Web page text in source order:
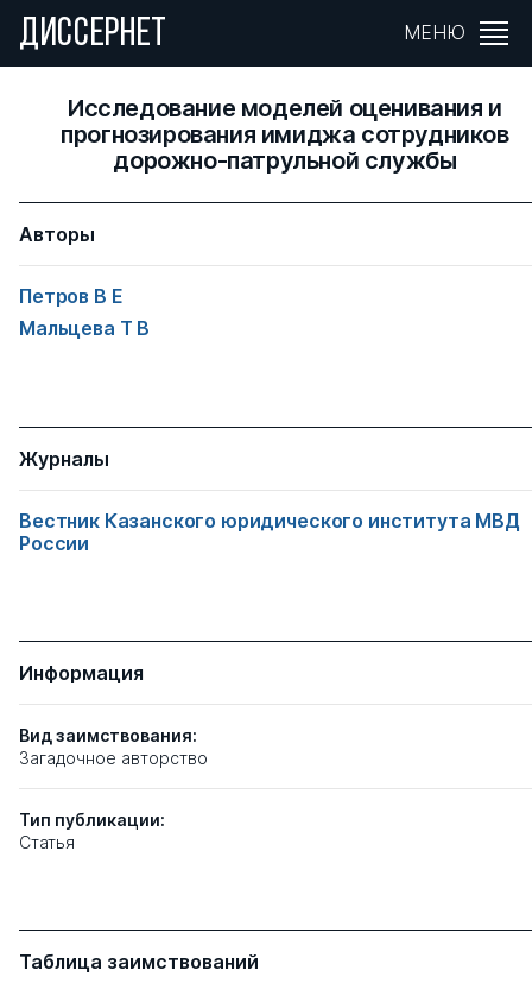
ДИССЕРНЕТ МЕНЮ
Исследование моделей оценивания и
прогнозирования имиджа сотрудников
дорожно-патрульной службы
Авторы
Петров В Е
Мальцева Т В
Журналы
Вестник Казанского юридического института МВД
России
Информация
Вид заимствования:
Загадочное авторство
Тип публикации:
Статья
Таблица заимствований